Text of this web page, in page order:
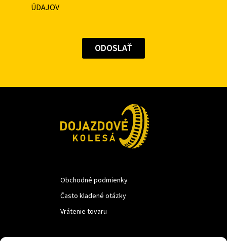
ÚDAJOV
Obchodné podmienky
Často kladené otázky
Vrátenie tovaru